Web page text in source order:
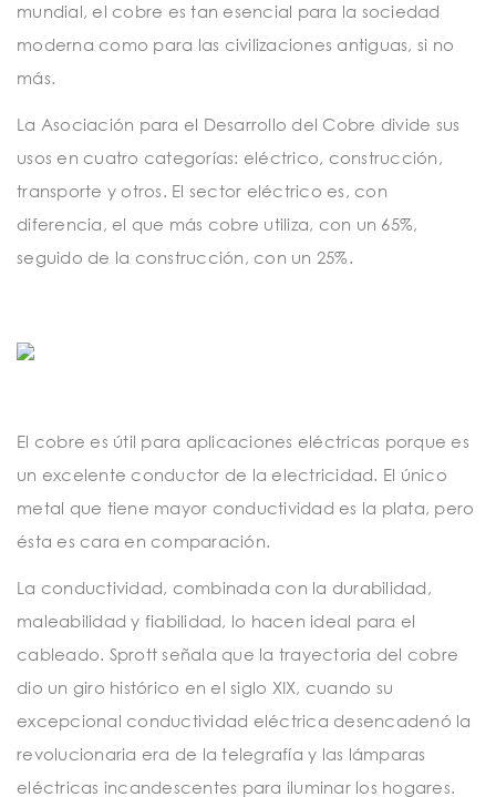
mundial, el cobre es tan esencial para la sociedad
moderna como para las civilizaciones antiguas, si no
más.
La Asociación para el Desarrollo del Cobre divide sus
usos en cuatro categorías: eléctrico, construcción,
transporte y otros. El sector eléctrico es, con
diferencia, el que más cobre utiliza, con un 65%,
seguido de la construcción, con un 25%.
El cobre es útil para aplicaciones eléctricas porque es
un excelente conductor de la electricidad. El único
metal que tiene mayor conductividad es la plata, pero
ésta es cara en comparación.
La conductividad, combinada con la durabilidad,
maleabilidad y fiabilidad, lo hacen ideal para el
cableado. Sprott señala que la trayectoria del cobre
dio un giro histórico en el siglo XIX, cuando su
excepcional conductividad eléctrica desencadenó la
revolucionaria era de la telegrafía y las lámparas
eléctricas incandescentes para iluminar los hogares.